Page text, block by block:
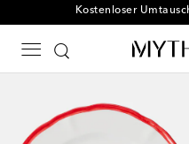
Kostenloser